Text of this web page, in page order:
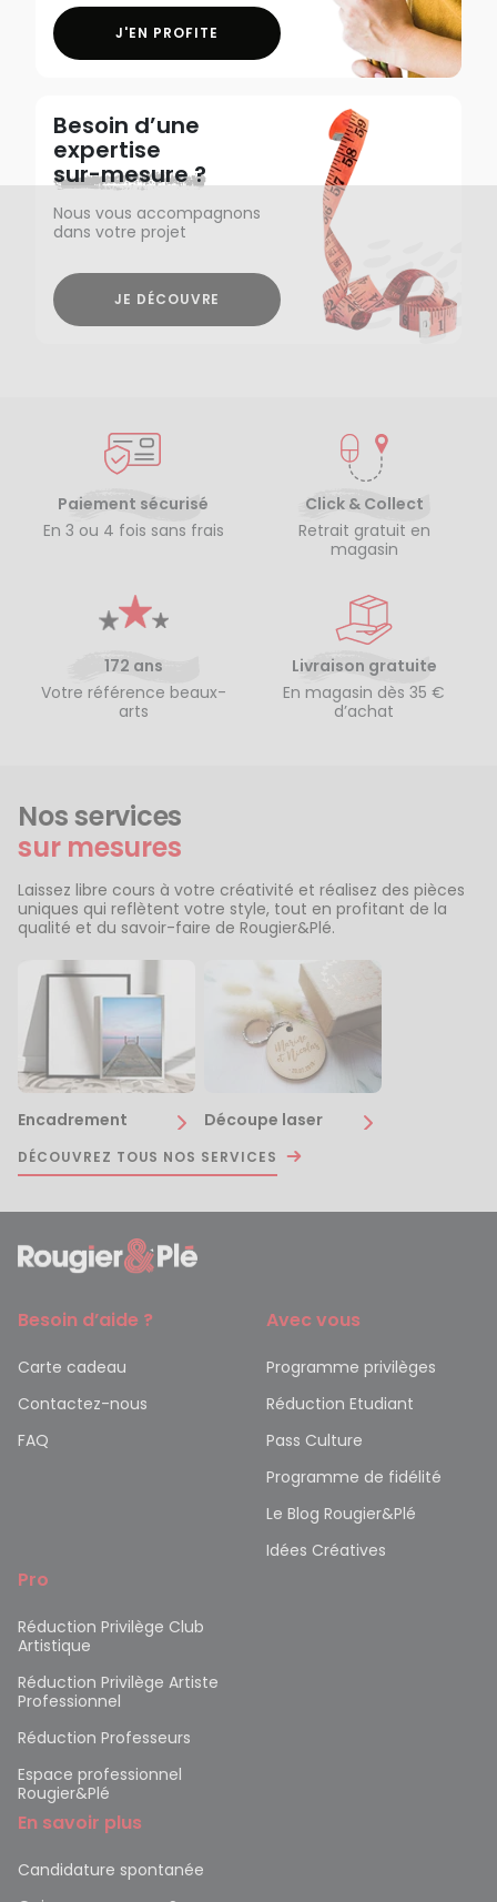
J'EN PROFITE
Besoin d’une
expertise
sur-mesure ?
Nous vous accompagnons
dans votre projet
JE DÉCOUVRE
Paiement sécurisé
En 3 ou 4 fois sans frais
Click & Collect
Retrait gratuit en
magasin
172 ans
Votre référence beaux-
arts
Livraison gratuite
En magasin dès 35 €
d’achat
Nos services
sur mesures
Laissez libre cours à votre créativité et réalisez des pièces
uniques qui reflètent votre style, tout en profitant de la
qualité et du savoir-faire de Rougier&Plé.
Encadrement Découpe laser
DÉCOUVREZ TOUS NOS SERVICES
Besoin d’aide ?
Carte cadeau
Contactez-nous
FAQ
Avec vous
Programme privilèges
Réduction Etudiant
Pass Culture
Programme de fidélité
Le Blog Rougier&Plé
Idées Créatives
Pro
Réduction Privilège Club
Artistique
Réduction Privilège Artiste
Professionnel
Réduction Professeurs
Espace professionnel
Rougier&Plé
En savoir plus
Candidature spontanée